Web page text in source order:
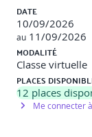
Que peut
?
MACRO
DATE
10/09/2026
au 11/09/2026
MODALITÉ
Classe virtuelle
PLACES
12 places
Me connecter